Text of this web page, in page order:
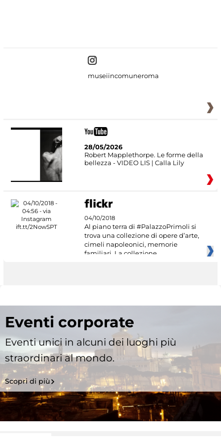
museiincomuneroma
28/05/2026
Robert Mapplethorpe. Le forme della
bellezza - VIDEO LIS | Calla Lily
04/10/2018
Al piano terra di #PalazzoPrimoli si
trova una collezione di opere d’arte,
cimeli napoleonici, memorie
familiari. La collezione
Eventi corporate
Eventi unici in alcuni dei luoghi più
straordinari al mondo.
Scopri di più